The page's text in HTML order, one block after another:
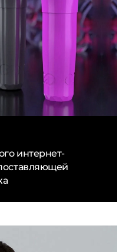
интернет-